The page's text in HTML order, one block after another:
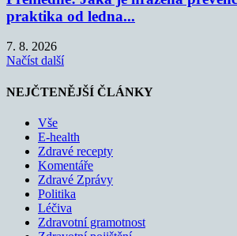
praktika od ledna...
7. 8. 2026
Načíst další
NEJČTENĚJŠÍ ČLÁNKY
Vše
E-health
Zdravé recepty
Komentáře
Zdravé Zprávy
Politika
Léčiva
Zdravotní gramotnost